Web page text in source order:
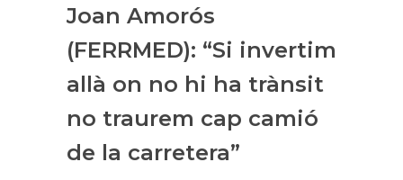
Joan Amorós
(FERRMED): “Si invertim
allà on no hi ha trànsit
no traurem cap camió
de la carretera”